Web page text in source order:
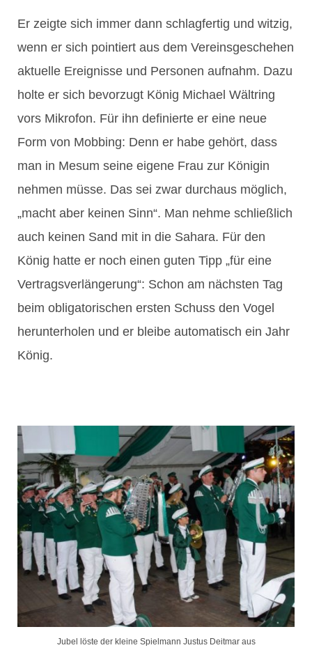
Er zeigte sich immer dann schlagfertig und witzig,
wenn er sich pointiert aus dem Vereinsgeschehen
aktuelle Ereignisse und Personen aufnahm. Dazu
holte er sich bevorzugt König Michael Wältring
vors Mikrofon. Für ihn definierte er eine neue
Form von Mobbing: Denn er habe gehört, dass
man in Mesum seine eigene Frau zur Königin
nehmen müsse. Das sei zwar durchaus möglich,
„macht aber keinen Sinn“. Man nehme schließlich
auch keinen Sand mit in die Sahara. Für den
König hatte er noch einen guten Tipp „für eine
Vertragsverlängerung“: Schon am nächsten Tag
beim obligatorischen ersten Schuss den Vogel
herunterholen und er bleibe automatisch ein Jahr
König.
Jubel löste der kleine Spielmann Justus Deitmar aus